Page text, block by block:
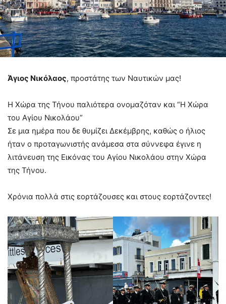
Άγιος Νικόλαος, προστάτης των Ναυτικών μας!
Η Χώρα της Τήνου παλιότερα ονομαζόταν και “Η Χώρα
του Αγίου Νικολάου”
Σε μια ημέρα που δε θυμίζει Δεκέμβρης, καθώς ο ήλιος
ήταν ο προταγωνιστής ανάμεσα στα σύννεφα έγινε η
λιτάνευση της Εικόνας του Αγίου Νικολάου στην Χώρα
της Τήνου.
Χρόνια πολλά στις εορτάζουσες και στους εορτάζοντες!